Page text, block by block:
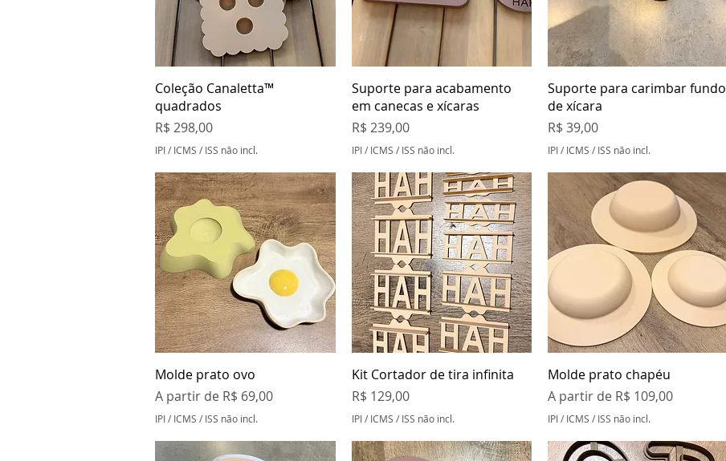
Visualização rápida
Coleção Canaletta™
quadrados
Preço
R$ 298,00
IPI / ICMS / ISS não incl.
Visualização rápida
Suporte para acabamento
em canecas e xícaras
Preço
R$ 239,00
IPI / ICMS / ISS não incl.
Visualização rápida
Suporte para carimbar fundo
de xícara
Preço
R$ 39,00
IPI / ICMS / ISS não incl.
Visualização rápida
Molde prato ovo
A partir de R$ 69,00
Preço promocional
IPI / ICMS / ISS não incl.
Visualização rápida
Kit Cortador de tira infinita
Preço
R$ 129,00
IPI / ICMS / ISS não incl.
Visualização rápida
Molde prato chapéu
A partir de R$ 109,00
Preço promocional
IPI / ICMS / ISS não incl.